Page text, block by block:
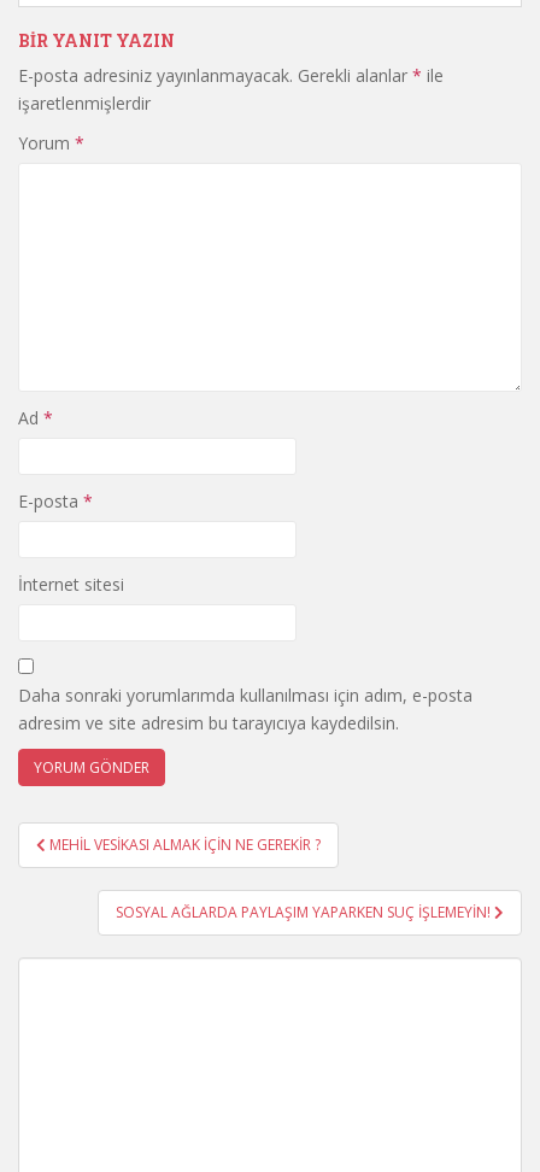
BIR YANIT YAZIN
E-posta adresiniz yayınlanmayacak. Gerekli alanlar * ile
işaretlenmişlerdir
Yorum *
Ad *
E-posta *
İnternet sitesi
Daha sonraki yorumlarımda kullanılması için adım, e-posta
adresim ve site adresim bu tarayıcıya kaydedilsin.
Yazı
gezinmesi
MEHİL VESİKASI ALMAK İÇİN NE GEREKİR ?
SOSYAL AĞLARDA PAYLAŞIM YAPARKEN SUÇ İŞLEMEYİN!